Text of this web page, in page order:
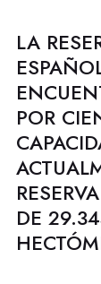
LA
POR
DE